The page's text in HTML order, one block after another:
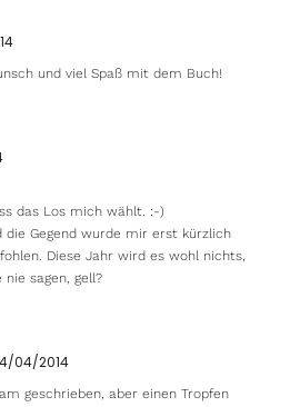
und viel Spaß mit dem Buch!
das Los mich wählt. :-)
die Gegend wurde mir erst kürzlich
Diese Jahr wird es wohl nichts,
sagen, gell?
04/2014
geschrieben, aber einen Tropfen